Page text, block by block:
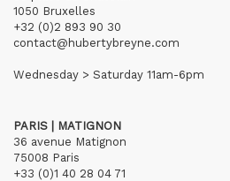
1050 Bruxelles
+32 (0)2 893 90 30
contact@hubertybreyne.com
Wednesday > Saturday 11am-6pm
PARIS | MATIGNON
36 avenue Matignon
75008 Paris
+33 (0)1 40 28 04 71